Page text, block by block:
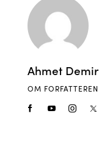
Ahmet Demir
OM FORFATTEREN